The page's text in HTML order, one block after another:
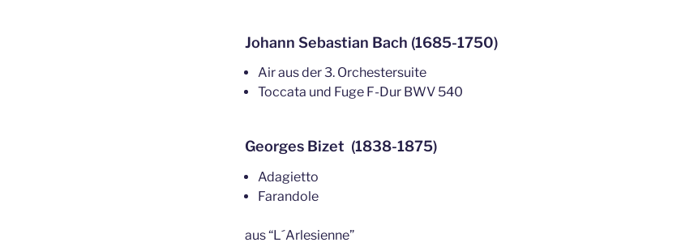
Johann Sebastian Bach (1685-1750)
Air aus der 3. Orchestersuite
Toccata und Fuge F-Dur BWV 540
Georges Bizet (1838-1875)
Adagietto
Farandole
aus “L´Arlesienne”